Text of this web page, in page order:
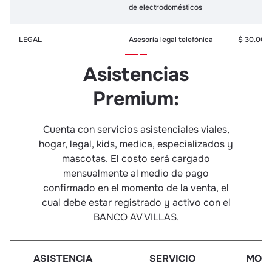
de electrodomésticos
LEGAL Asesoría legal telefónica $ 30.000
Asistencia remota al PC
Tutor a domicilio
Mensajería por olvido de
Ambulancia
Medicina General a
Teleorientación Medicina
General
Teleconsulta Medicina
Teleorientación Nutrición
$ 90.000
$ 50.000
Asistencias
Premium:
Cuenta con servicios asistenciales viales,
hogar, legal, kids, medica, especializados y
mascotas. El costo será cargado
mensualmente al medio de pago
confirmado en el momento de la venta, el
cual debe estar registrado y activo con el
BANCO AV VILLAS.
ASISTENCIA SERVICIO